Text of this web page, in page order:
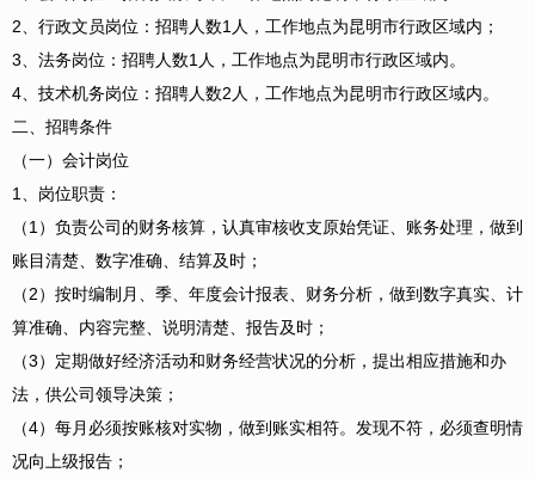
2、行政文员岗位：招聘人数1人，工作地点为昆明市行政区域内；
3、法务岗位：招聘人数1人，工作地点为昆明市行政区域内。
4、技术机务岗位：招聘人数2人，工作地点为昆明市行政区域内。
二、招聘条件
（一）会计岗位
1、岗位职责：
（1）负责公司的财务核算，认真审核收支原始凭证、账务处理，做到
账目清楚、数字准确、结算及时；
（2）按时编制月、季、年度会计报表、财务分析，做到数字真实、计
算准确、内容完整、说明清楚、报告及时；
（3）定期做好经济活动和财务经营状况的分析，提出相应措施和办
法，供公司领导决策；
（4）每月必须按账核对实物，做到账实相符。发现不符，必须查明情
况向上级报告；